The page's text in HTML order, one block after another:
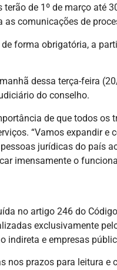
terão de 1º de março
comunicações de
forma obrigatória, a
dessa terça-feira
do conselho.
de que todos
“Vamos expandir
jurídicas do país
imensamente o
no artigo 246 do
exclusivamente
indireta e empresas
nos prazos para leitura